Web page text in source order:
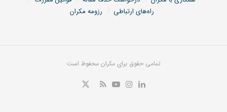
راه‌های ارتباطی
رزومه مکران
تمامی حقوق برای مکران محفوظ است